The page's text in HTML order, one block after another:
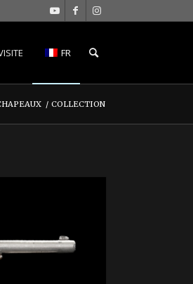
FR
/ COLLECTION